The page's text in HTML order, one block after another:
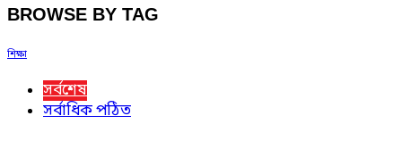
BROWSE BY TAG
শিক্ষা
সর্বশেষ
সর্বাধিক পঠিত